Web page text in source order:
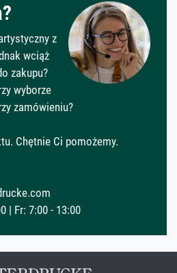
z
wciąż
zakupu?
wyborze
zamówieniu?
Chętnie Ci pomożemy.
| Fr: 7:00 - 13:00